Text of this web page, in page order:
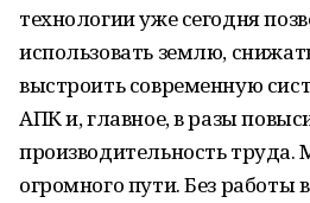
технологии уже сегодня
использовать землю,
выстроить современную
АПК и, главное, в разы
производительность труда.
огромного пути. Без работы